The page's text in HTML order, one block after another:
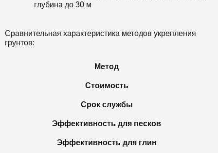
глубина до 30 м
Сравнительная характеристика методов укрепления
грунтов:
Метод
Стоимость
Срок службы
Эффективность для песков
Эффективность для глин